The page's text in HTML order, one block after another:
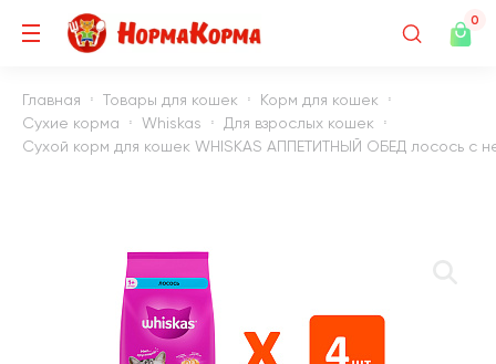
0
Главная Товары для кошек
Корм для кошек
Сухие корма
Whiskas
Для взрослых кошек
Сухой корм для кошек WHISKAS АППЕТИТНЫЙ ОБЕД лосось с